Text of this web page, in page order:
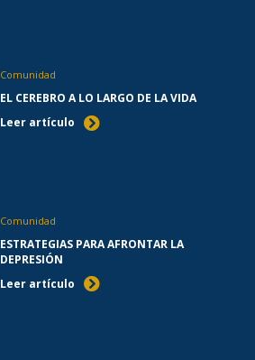
Comunidad
EL CEREBRO A LO LARGO DE LA VIDA
Leer artículo
Comunidad
ESTRATEGIAS PARA AFRONTAR LA
DEPRESIÓN
Leer artículo